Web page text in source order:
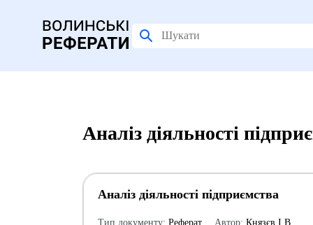
Аналіз діяльності
Аналіз діяльності підприємства
Тип документу: Реферат
Автор: Князєв І.В.